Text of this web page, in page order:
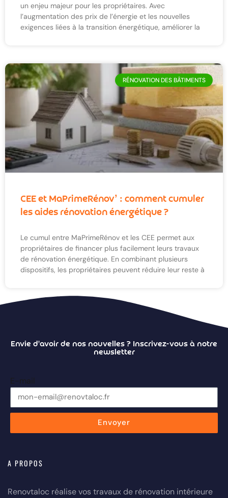
un enjeu majeur pour les propriétaires. Avec
l’augmentation des prix de l’énergie et les nouvelles
exigences liées à la transition énergétique, améliorer la
RÉNOVATION DES BÂTIMENTS
CEE et MaPrimeRénov’ : comment cumuler
les aides rénovation énergétique ?
Le cumul entre MaPrimeRénov et les CEE permet aux
propriétaires de financer plus facilement leurs travaux
de rénovation énergétique. En combinant plusieurs
dispositifs, les propriétaires peuvent réduire leur reste à
Envie d'avoir de nos nouvelles ? Inscrivez-vous à notre
newsletter
E-mail
Envoyer
A PROPOS
Renovtaloc réalise vos travaux de rénovation intérieure